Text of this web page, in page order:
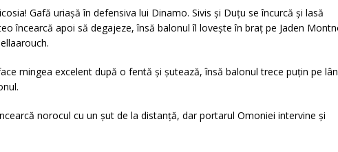
Gafă uriașă în defensiva lui Dinamo. Sivis și Duțu se încurcă și lasă
încearcă apoi să degajeze, însă balonul îl lovește în braț pe Jaden
mingea excelent după o fentă și șutează, însă balonul trece puțin pe
norocul cu un șut de la distanță, dar portarul Omoniei intervine și